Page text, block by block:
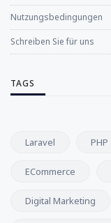
Nutzungsbedingungen
Schreiben Sie für uns
TAGS
Laravel PHP
ECommerce
Digital Marketing